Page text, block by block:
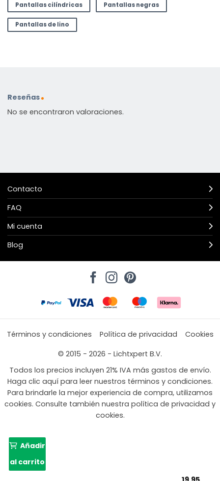
Pantallas cilíndricas Pantallas negras
Pantallas de lino
Reseñas
No se encontraron valoraciones.
Contacto
FAQ
Mi cuenta
Blog
Términos y condiciones Política de privacidad
Cookies
© 2015 - 2026 - Lichtxpert B.V.
Todos los precios incluyen 21% IVA más gastos de envío.
Haga clic aquí para leer nuestros términos y condiciones.
Para brindarle la mejor experiencia de compra, utilizamos
cookies. Consulte también nuestra política de privacidad y
cookies.
Añadir
al carrito